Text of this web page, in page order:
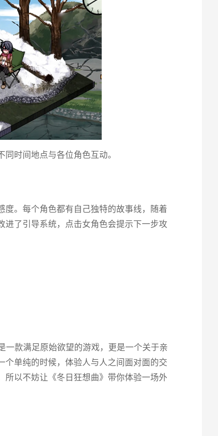
时间地点与各位角色互动。
。每个角色都有自己独特的故事线，随着
了引导系统，点击女角色会提示下一步攻
一款满足原始欲望的游戏，更是一个关于亲
单纯的时候，体验人与人之间面对面的交
以不妨让《冬日狂想曲》带你体验一场​​外